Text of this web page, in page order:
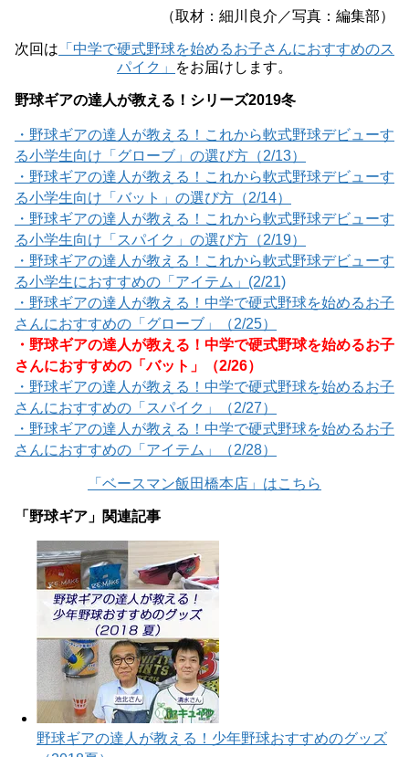
（取材：細川良介／写真：編集部）
次回は 「中学で硬式野球を始めるお子さんにおすすめのス
パイク」
をお届けします。
野球ギアの達人が教える！シリーズ2019冬
・野球ギアの達人が教える！これから軟式野球デビューす
る小学生向け「グローブ」の選び方（2/13）
・野球ギアの達人が教える！これから軟式野球デビューす
る小学生向け「バット」の選び方（2/14）
・野球ギアの達人が教える！これから軟式野球デビューす
る小学生向け「スパイク」の選び方（2/19）
・野球ギアの達人が教える！これから軟式野球デビューす
る小学生におすすめの「アイテム」(2/21)
・野球ギアの達人が教える！中学で硬式野球を始めるお子
さんにおすすめの「グローブ」（2/25）
・野球ギアの達人が教える！中学で硬式野球を始めるお子
さんにおすすめの「バット」（2/26）
・野球ギアの達人が教える！中学で硬式野球を始めるお子
さんにおすすめの「スパイク」（2/27）
・野球ギアの達人が教える！中学で硬式野球を始めるお子
さんにおすすめの「アイテム」（2/28）
「ベースマン飯田橋本店」はこちら
「野球ギア」関連記事
野球ギアの達人が教える！少年野球おすすめのグッズ